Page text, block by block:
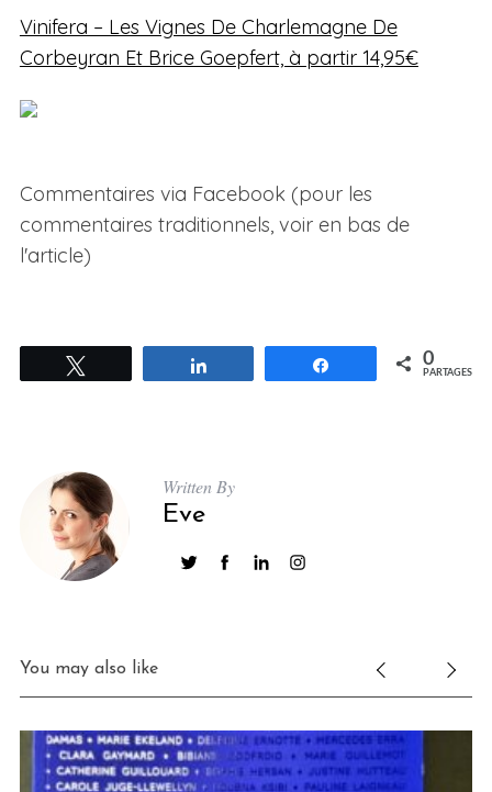
Vinifera – Les Vignes De Charlemagne De
Corbeyran Et Brice Goepfert, à partir 14,95€
Commentaires via Facebook (pour les
commentaires traditionnels, voir en bas de
l'article)
Partagez 0
PARTAGES
Written By
Eve
You may also like